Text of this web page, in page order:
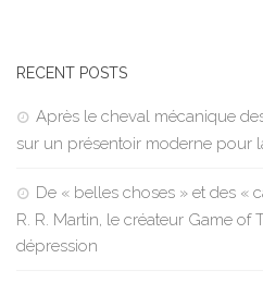
RECENT POSTS
Après le cheval mécanique
sur un présentoir moderne pour
De « belles choses » et des «
R. R. Martin, le créateur Game of
dépression